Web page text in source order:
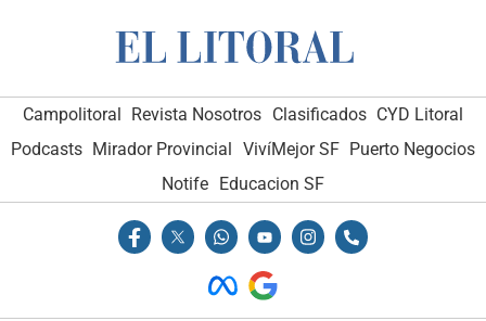
Campolitoral Revista Nosotros Clasificados CYD Litoral
Podcasts Mirador Provincial VivíMejor SF Puerto Negocios
Notife
Educacion SF